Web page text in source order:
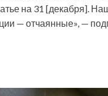
на 31 [декабря].
— отчаянные», —